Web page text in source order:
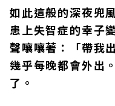
如此這般的深夜兜
患上失智症的幸子
聲嚷嚷著：「帶我
幾乎每晚都會外出
了。